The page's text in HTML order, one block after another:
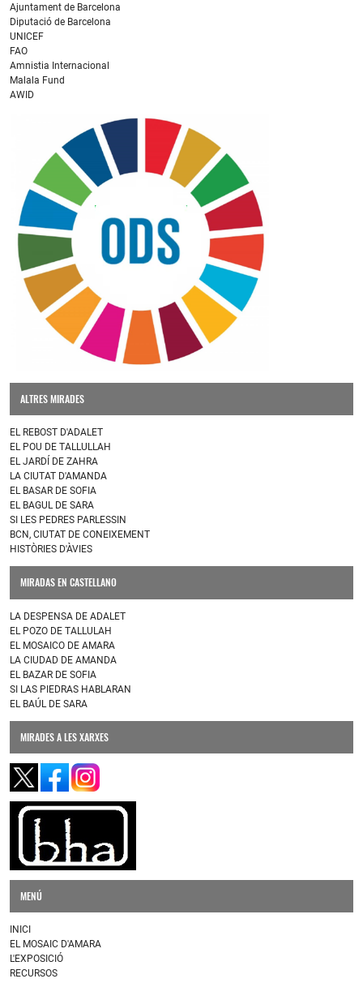
Ajuntament de Barcelona
Diputació de Barcelona
UNICEF
FAO
Amnistia Internacional
Malala Fund
AWID
ALTRES MIRADES
EL REBOST D'ADALET
EL POU DE TALLULLAH
EL JARDÍ DE ZAHRA
LA CIUTAT D'AMANDA
EL BASAR DE SOFIA
EL BAGUL DE SARA
SI LES PEDRES PARLESSIN
BCN, CIUTAT DE CONEIXEMENT
HISTÒRIES D'ÀVIES
MIRADAS EN CASTELLANO
LA DESPENSA DE ADALET
EL POZO DE TALLULAH
EL MOSAICO DE AMARA
LA CIUDAD DE AMANDA
EL BAZAR DE SOFIA
SI LAS PIEDRAS HABLARAN
EL BAÚL DE SARA
MIRADES A LES XARXES
MENÚ
INICI
EL MOSAIC D'AMARA
L'EXPOSICIÓ
RECURSOS